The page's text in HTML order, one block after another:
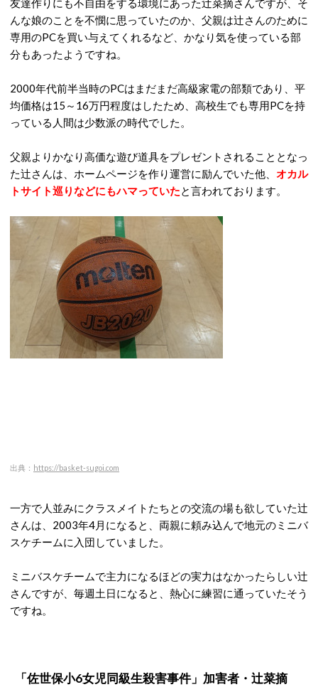
友達作りにも不自由をする環境にあった辻菜摘さんですが、そ
んな娘のことを不憫に思っていたのか、父親は辻さんのために
専用のPCを買い与えてくれるなど、かなり気を使っている部
分もあったようですね。
2000年代前半当時のPCはまだまだ高級家電の部類であり、平
均価格は15～16万円程度はしたため、高校生でも専用PCを持
っている人間は少数派の時代でした。
父親よりかなり高価な遊び道具をプレゼントされることとなっ
た辻さんは、ホームページを作り運営に励んでいた他、 オカル
トサイト巡りなどにもハマっていたと言われております。
出典： https://basket-sugoi.com
一方で人並みにクラスメイトたちとの交流の場も欲していた辻
さんは、2003年4月になると、両親に頼み込んで地元のミニバ
スケチームに入団していました。
ミニバスケチームで主力になるほどの実力はなかったらしい辻
さんですが、毎週土日になると、熱心に練習に通っていたそう
ですね。
「佐世保小6女児同級生殺害事件」加害者・辻菜摘